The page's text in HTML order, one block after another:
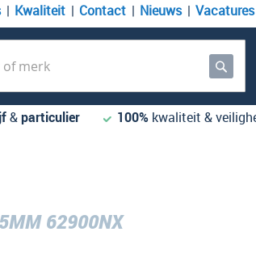
Kwaliteit Contact Nieuws Vacatures
Zoek
&particulier 100% kwaliteit &
62900NX